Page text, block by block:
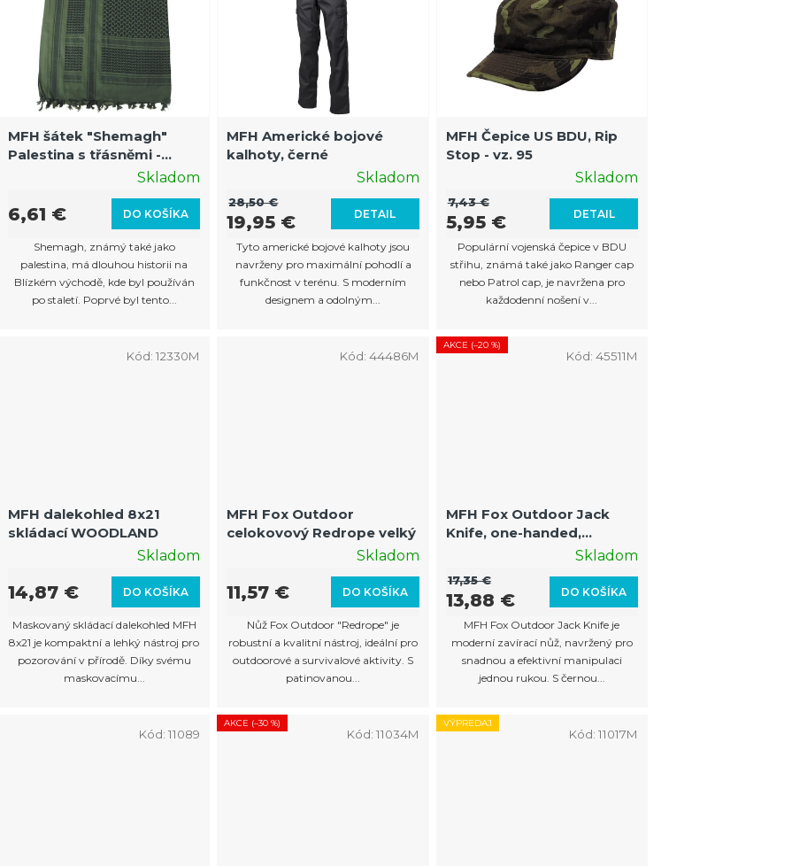
e
o
u
k
t
o
MFH šátek "Shemagh"
Palestina s třásněmi -
Skladom
DO KOŠÍKA
6,61 €
Shemagh, známý také jako
palestina, má dlouhou historii na
Blízkém východě, kde byl používán
po staletí. Poprvé byl tento...
MFH Americké bojové
kalhoty, černé
Skladom
DETAIL
19,95 €
28,50 €
Tyto americké bojové kalhoty jsou
navrženy pro maximální pohodlí a
funkčnost v terénu. S moderním
designem a odolným...
MFH Čepice US BDU, Rip
Stop - vz. 95
Skladom
DETAIL
5,95 €
7,43 €
Populární vojenská čepice v BDU
střihu, známá také jako Ranger cap
nebo Patrol cap, je navržena pro
každodenní nošení v...
MFH dalekohled 8x21
skládací WOODLAND
Skladom
DO KOŠÍKA
14,87 €
Maskovaný skládací dalekohled MFH
8x21 je kompaktní a lehký nástroj pro
pozorování v přírodě. Díky svému
maskovacímu...
Kód:12330M
MFH Fox Outdoor
celokovový Redrope velký
Skladom
DO KOŠÍKA
11,57 €
Nůž Fox Outdoor "Redrope" je
robustní a kvalitní nástroj, ideální pro
outdoorové a survivalové aktivity. S
patinovanou...
Kód: 44486M
AKCE (–20 %)
MFH Fox Outdoor Jack
Knife, one-handed,
Skladom
DO KOŠÍKA
13,88 €
17,35 €
MFH Fox Outdoor Jack Knife je
moderní zavírací nůž, navržený pro
snadnou a efektivní manipulaci
jednou rukou. S černou...
Kód:45511M
Kód:11089
AKCE (–30 %)
Kód: 11034M
VÝPREDAJ
Kód:11017M